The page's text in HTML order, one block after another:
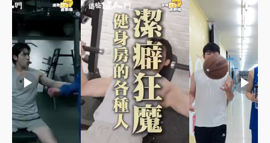
play_arrow play_arrow play_arrow